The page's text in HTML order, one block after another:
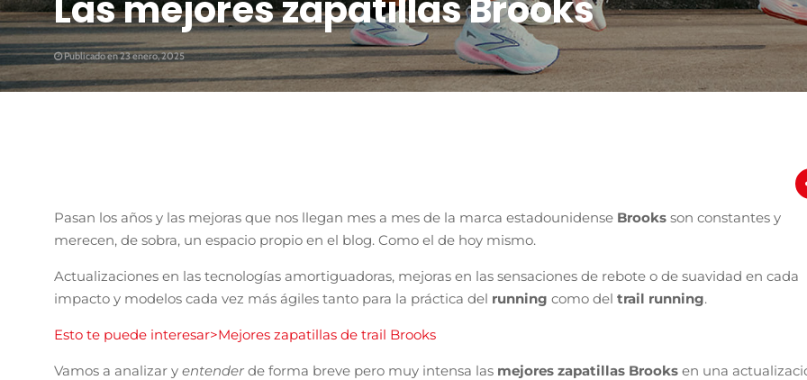
Publicado en 23 enero, 2025
Pasan los años y las mejoras que nos llegan mes a mes de la marca estadounidense Brooks son constantes y
merecen, de sobra, un espacio propio en el blog. Como el de hoy mismo.
Actualizaciones en las tecnologías amortiguadoras, mejoras en las sensaciones de rebote o de suavidad en cada
impacto y modelos cada vez más ágiles tanto para la práctica del running como del trail running.
Esto te puede interesar>Mejores zapatillas de trail Brooks
Vamos a analizar y entenderde forma breve pero muy intensa las mejores zapatillas Brooks en una